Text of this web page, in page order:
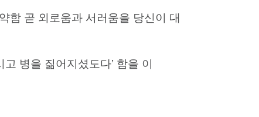
함 곧 외로움과 서러움을 당신이 대
병을 짊어지셨도다’ 함을 이